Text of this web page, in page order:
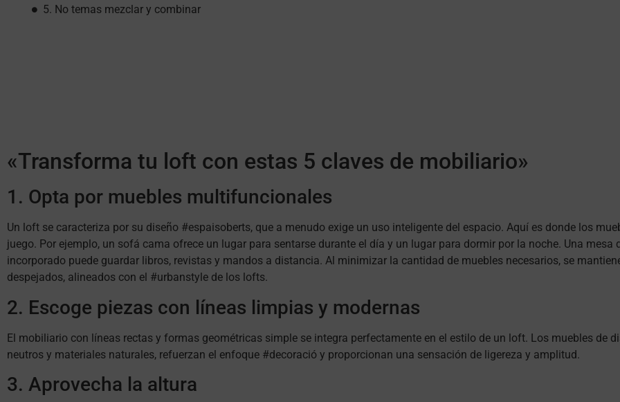
5. No temas mezclar y combinar
«Transforma tu loft con estas 5 claves de mobiliario»
1. Opta por muebles multifuncionales
Un loft se caracteriza por su diseño #espaisoberts, que a menudo exige un uso inteligente del espacio. Aquí es donde los
juego. Por ejemplo, un sofá cama ofrece un lugar para sentarse durante el día y un lugar para dormir por la noche. Una
incorporado puede guardar libros, revistas y mandos a distancia. Al minimizar la cantidad de muebles necesarios, se
despejados, alineados con el #urbanstyle de los lofts.
2. Escoge piezas con líneas limpias y modernas
El mobiliario con líneas rectas y formas geométricas simple se integra perfectamente en el estilo de un loft. Los muebles de
neutros y materiales naturales, refuerzan el enfoque #decoració y proporcionan una sensación de ligereza y amplitud.
3. Aprovecha la altura